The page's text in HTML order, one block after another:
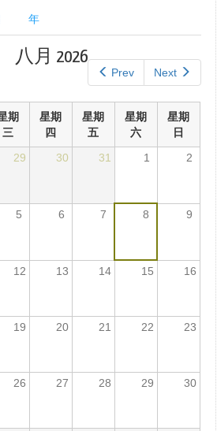
年
Prev Next
八月 2026
期
三
星期
四
星期
五
星期
六
星期
日
29 30 31 1 2
5 6 7 8 9
12 13 14 15 16
19 20 21 22 23
26 27 28 29 30